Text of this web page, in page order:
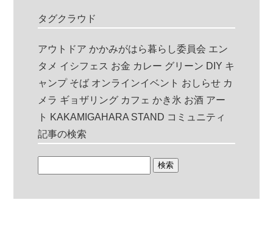
タグクラウド
アウトドア かかみがはら暮らし委員会 エン
タメ イシフェス お金 カレー グリーン DIY キ
ャンプ そば オンラインイベント おしらせ カ
メラ ギョザリング カフェ かき氷 お酒 アー
ト KAKAMIGAHARA STAND コミュニティ
記事の検索